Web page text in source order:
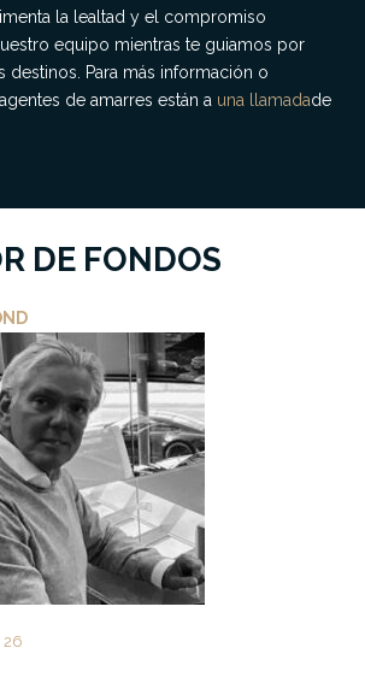
la lealtad y el compromiso
equipo mientras te guiamos por
destinos. Para más información o
de amarres están a una llamadade
DE FONDOS
26